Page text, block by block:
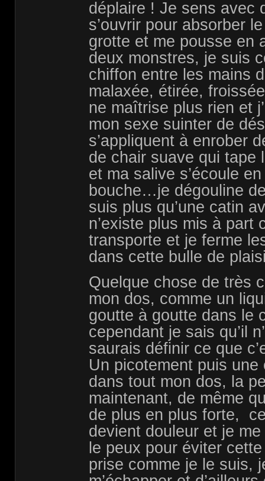
déplaire ! Je sens avec
s’ouvrir pour absorber
grotte et me pousse en
deux monstres, je suis
chiffon entre les mains
malaxée, étirée,
ne maîtrise plus rien et
mon sexe suinter de
s’appliquent à enrober
de chair suave qui tape
et ma salive s’écoule
bouche…je dégouline
suis plus qu’une catin
n’existe plus mis à part
transporte et je ferme
dans cette bulle de
Quelque chose de très
mon dos, comme un
goutte à goutte dans le
cependant je sais qu’il
saurais définir ce que
Un picotement puis
dans tout mon dos, la
maintenant, de même
de plus en plus forte,
devient douleur et je
le peux pour éviter
prise comme je le suis,